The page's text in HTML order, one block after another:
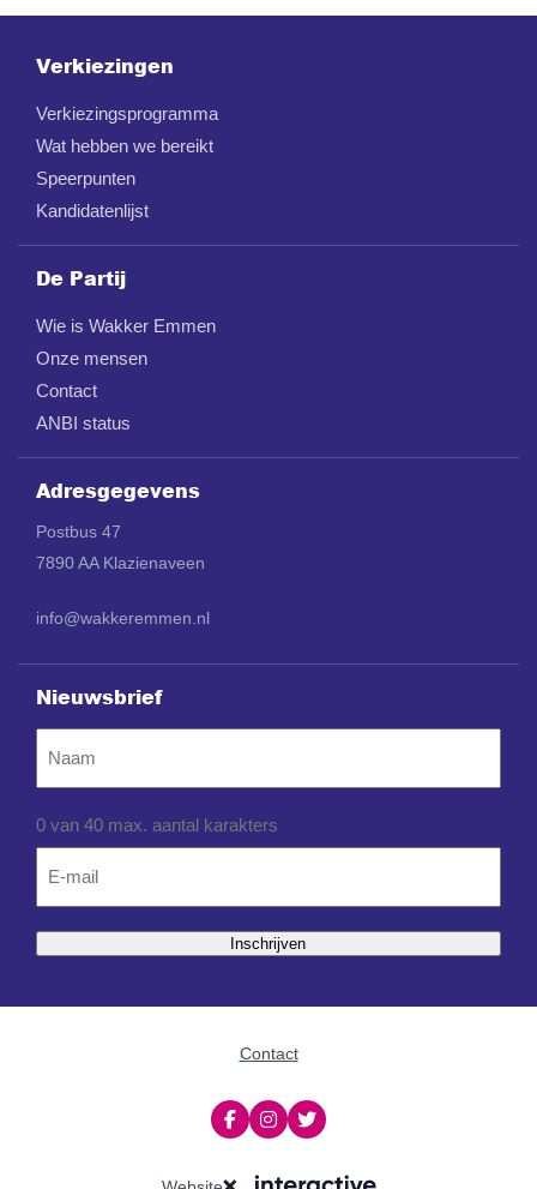
Verkiezingen
Verkiezingsprogramma
Wat hebben we bereikt
Speerpunten
Kandidatenlijst
De Partij
Wie is Wakker Emmen
Onze mensen
Contact
ANBI status
Adresgegevens
Postbus 47
7890 AA Klazienaveen
info@wakkeremmen.nl
Nieuwsbrief
0 van 40 max. aantal karakters
Inschrijven
Contact